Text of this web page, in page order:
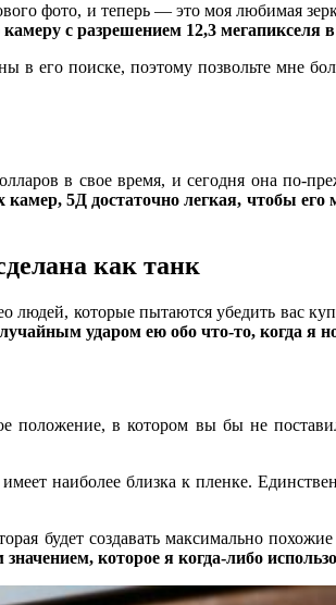
фото, и теперь — это моя любимая
с разрешением 12,3 мегапикселя в
в его поиске, поэтому позвольте мне
в свое время, и сегодня она по-
5Д достаточно легкая, чтобы
как танк
которые пытаются убедить вас
ударом ею обо что-то, когда я
положение, в котором вы бы не
наиболее близка к пленке.
будет создавать максимально
которое я когда-либо